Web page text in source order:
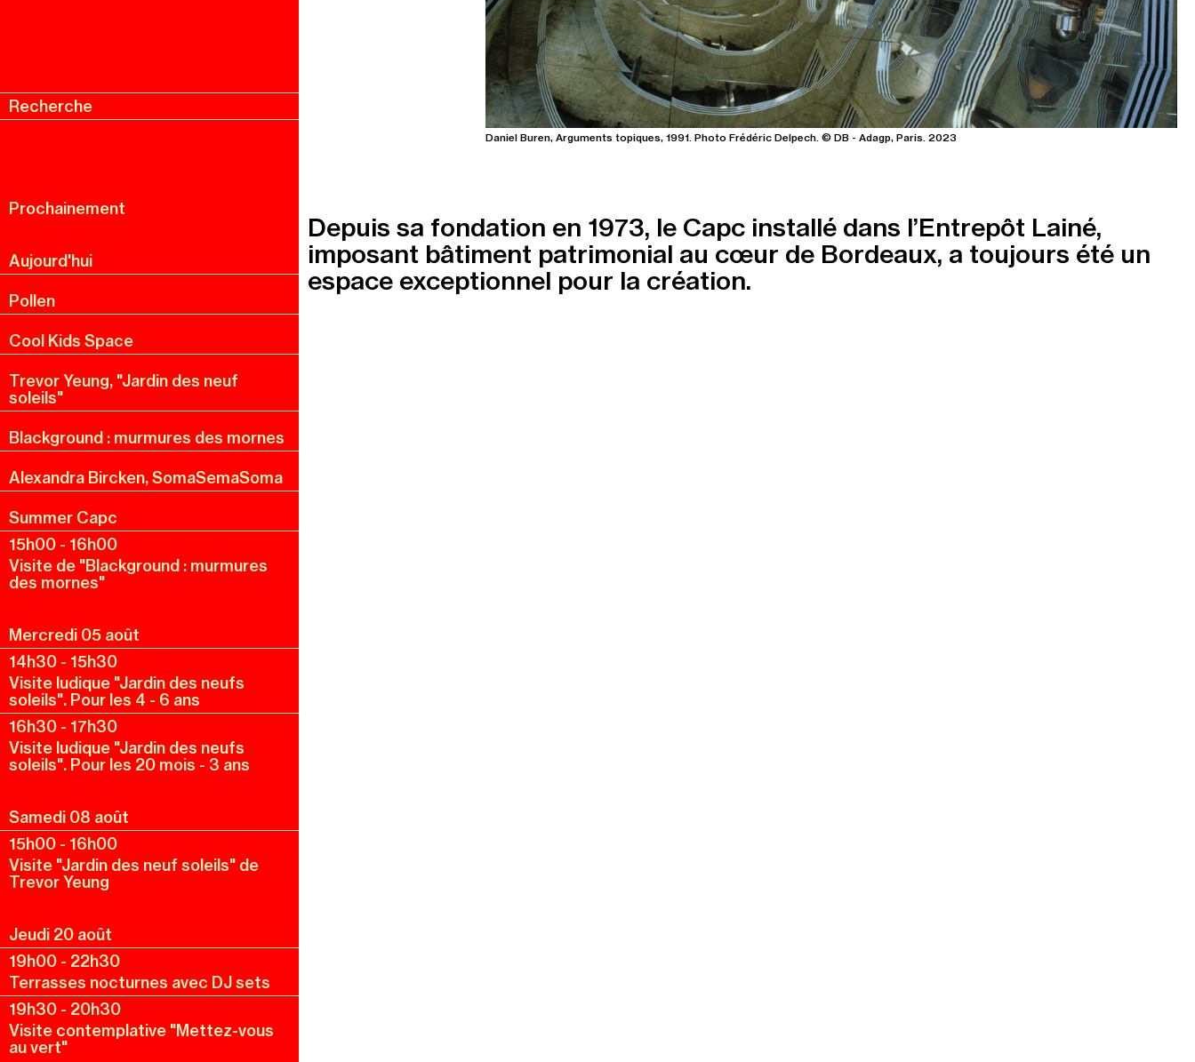
Menu
Recherche
Prochainement
Aujourd'hui
Pollen
Cool Kids Space
Trevor Yeung, "Jardin des neuf
soleils"
Blackground : murmures des mornes
Alexandra Bircken, SomaSemaSoma
Summer Capc
15h00 - 16h00
Visite de "Blackground : murmures
des mornes"
Mercredi 05 août
14h30 - 15h30
Visite ludique "Jardin des neufs
soleils". Pour les 4 - 6 ans
16h30 - 17h30
Visite ludique "Jardin des neufs
soleils". Pour les 20 mois - 3 ans
Samedi 08 août
15h00 - 16h00
Visite "Jardin des neuf soleils" de
Trevor Yeung
Jeudi 20 août
19h00 - 22h30
Terrasses nocturnes avec DJ sets
19h30 - 20h30
Visite contemplative "Mettez-vous
au vert"
Daniel Buren, Arguments topiques, 1991. Photo Frédéric Delpech. © DB - Adagp, Paris. 2023
Depuis sa fondation en 1973, le Capc installé dans l’Entrepôt Lainé,
imposant bâtiment patrimonial au cœur de Bordeaux, a toujours été un
espace exceptionnel pour la création.